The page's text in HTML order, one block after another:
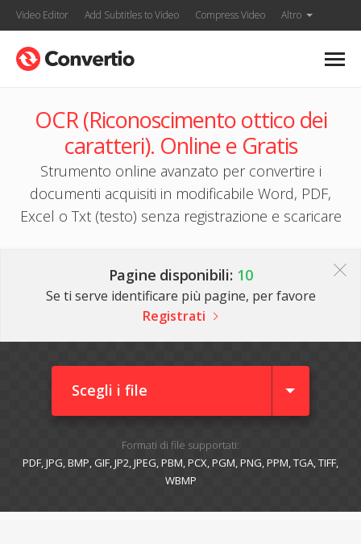
Video Editor Add Subtitles to Video Compress Video Altro
OCR (Riconoscimento ottico dei
caratteri). Online e Gratis
Strumento online avanzato per convertire i
documenti acquisiti in modificabile Word, PDF,
Excel o Txt (testo) senza registrazione e scaricare
Pagine disponibili: 10
Se ti serve identificare più pagine, per favore
Registrati
Scegli i file
Formati di file supportati:
PDF, JPG, BMP, GIF, JP2, JPEG, PBM, PCX, PGM, PNG, PPM, TGA, TIFF,
WBMP